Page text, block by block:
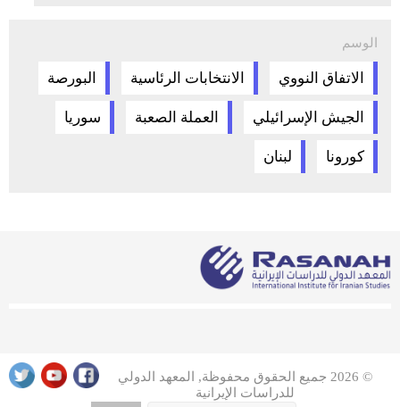
الوسم
الاتفاق النووي الانتخابات الرئاسية البورصة
الجيش الإسرائيلي العملة الصعبة سوريا
كورونا لبنان
© 2026 جميع الحقوق محفوظة, المعهد الدولي
للدراسات الإيرانية